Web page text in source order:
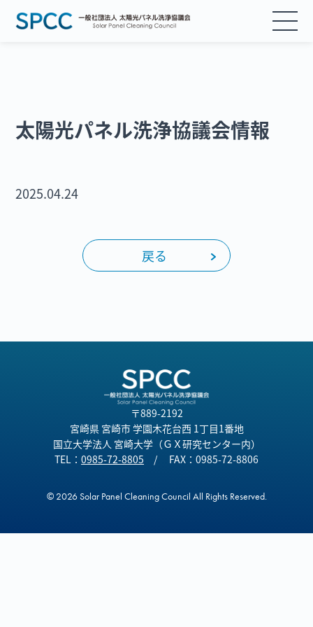
活動 / 取り組み
会員様ログイン
太陽光パネル洗浄協議会情報
2025.04.24
戻る
〒889-2192
宮崎県 宮崎市 学園木花台西 1丁目1番地
国立大学法人 宮崎大学（ＧＸ研究センター内）
TEL： 0985-72-8805 / FAX：0985-72-8806
© 2026 Solar Panel Cleaning Council All Rights Reserved.